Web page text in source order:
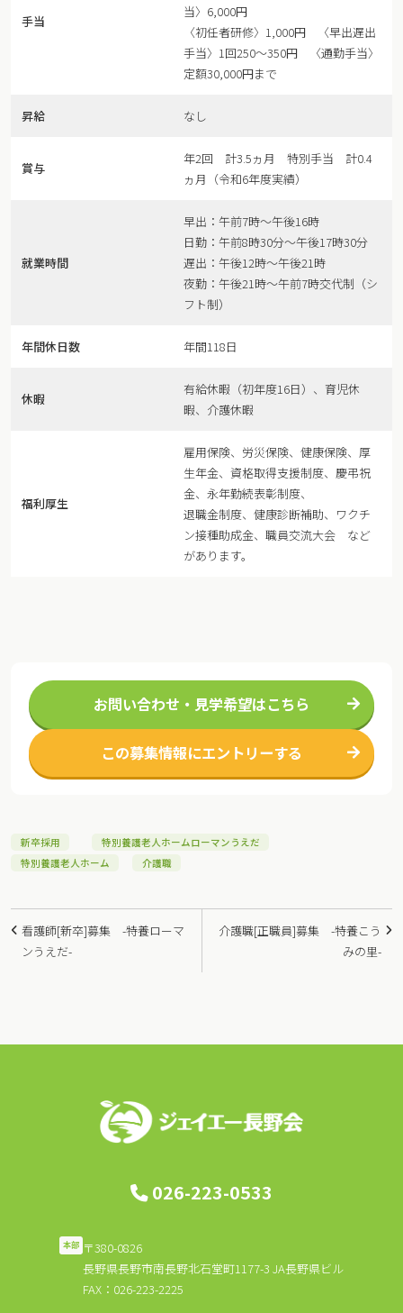
手当
当〉6,000円
〈初任者研修〉1,000円 〈早出遅出
手当〉1回250〜350円 〈通勤手当〉
定額30,000円まで
昇給 なし
賞与
年2回 計3.5ヵ月 特別手当 計0.4
ヵ月（令和6年度実績）
就業時間
早出：午前7時〜午後16時
日勤：午前8時30分〜午後17時30分
遅出：午後12時〜午後21時
夜勤：午後21時〜午前7時交代制（シ
フト制）
年間休日数 年間118日
休暇
有給休暇（初年度16日）、育児休
暇、介護休暇
福利厚生
雇用保険、労災保険、健康保険、厚
生年金、資格取得支援制度、慶弔祝
金、永年勤続表彰制度、
退職金制度、健康診断補助、ワクチ
ン接種助成金、職員交流大会 など
があります。
お問い合わせ・見学希望はこちら
この募集情報にエントリーする
新卒採用
特別養護老人ホームローマンうえだ
特別養護老人ホーム
介護職
投
稿
ゲ
介護職[正職員]募集 -特養こう
みの里-
看護師[新卒]募集 -特養ローマ
ンうえだ-
026-223-0533
本部 〒380-0826
長野県長野市南長野北石堂町1177-3 JA長野県ビル
FAX：026-223-2225